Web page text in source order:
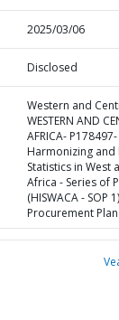
2025/03/06
Disclosed
Western and
WESTERN AND
AFRICA- P178497-
Harmonizing
Statistics in West
Africa - Series of
(HISWACA - SOP
Procurement Plan